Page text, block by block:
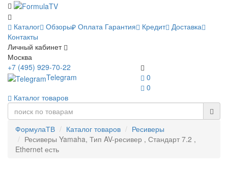
Каталог Обзоры Оплата Гарантия Кредит Доставка
Контакты
Личный кабинет
Москва
0
0
+7 (495) 929-70-22
Telegram
Каталог товаров
ФормулаТВ Каталог товаров
Ресиверы
Ресиверы Yamaha, Тип AV-ресивер , Стандарт 7.2 ,
Ethernet есть